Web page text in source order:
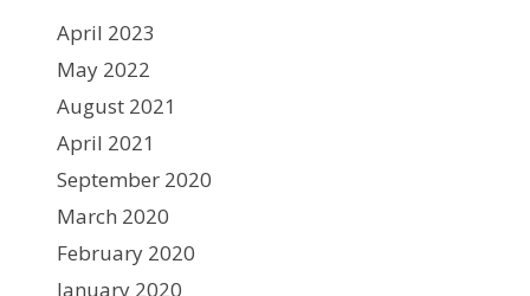
April 2023
May 2022
August 2021
April 2021
September 2020
March 2020
February 2020
January 2020